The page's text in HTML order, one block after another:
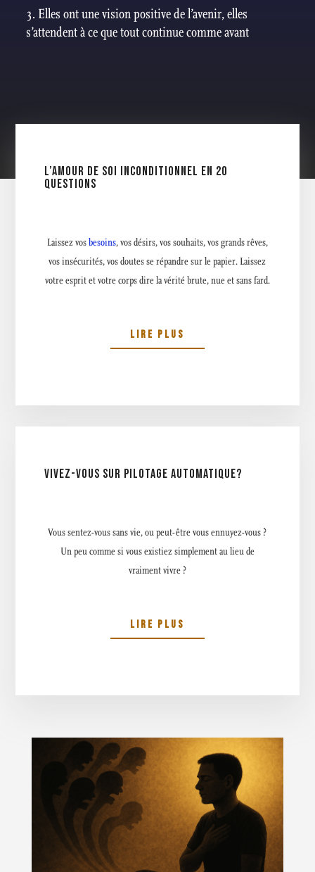
Elles ont une vision positive de l’avenir, elles
s’attendent à ce que tout continue comme avant
L’AMOUR DE SOI INCONDITIONNEL EN 20
QUESTIONS
Laissez vosbesoins, vos désirs, vos souhaits, vos grands rêves,
vos insécurités, vos doutes se répandre sur le papier. Laissez
votre esprit et votre corps dire la vérité brute, nue et sans fard.
LIRE PLUS
VIVEZ-VOUS SUR PILOTAGE AUTOMATIQUE?
Vous sentez-vous sans vie, ou peut-être vous ennuyez-vous ?
Un peu comme si vous existiez simplement au lieu de
vraiment vivre ?
LIRE PLUS